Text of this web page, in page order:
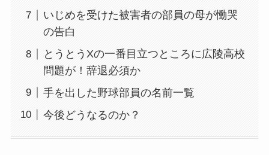
いじめを受けた被害者の部員の母が慟哭
の告白
とうとうXの一番目立つところに広陵高校
問題が！辞退必須か
手を出した野球部員の名前一覧
今後どうなるのか？